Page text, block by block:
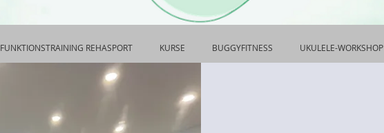
FUNKTIONSTRAINING REHASPORT KURSE BUGGYFITNESS UKULELE-WORKSHOP